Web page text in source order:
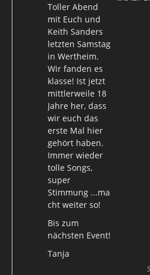
Toller Abend
mit Euch und
Keith Sanders
letzten Samstag
in Wertheim.
Wir fanden es
klasse! Ist jetzt
mittlerweile 18
Jahre her, dass
wir euch das
erste Mal hier
gehört haben.
Immer wieder
tolle Songs,
super
Stimmung ...ma
cht weiter so!
Bis zum
nächsten Event!
Tanja